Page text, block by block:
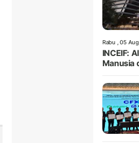
Rabu , 05
INCEIF:
Manusia